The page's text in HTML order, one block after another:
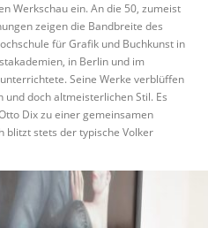
Werkschau ein. An die 50, zumeist
zeigen die Bandbreite des
für Grafik und Buchkunst in
in Berlin und im
Seine Werke verblüffen
doch altmeisterlichen Stil. Es
Dix zu einer gemeinsamen
blitzt stets der typische Volker